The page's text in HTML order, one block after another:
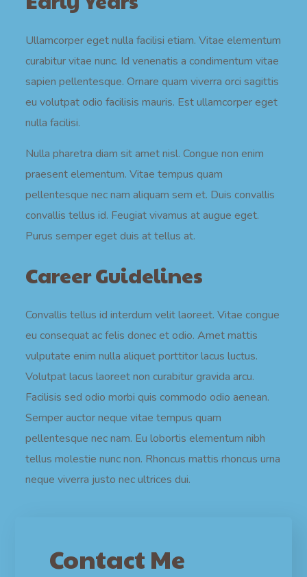
Ullamcorper eget nulla facilisi etiam. Vitae elementum
curabitur vitae nunc. Id venenatis a condimentum vitae
sapien pellentesque. Ornare quam viverra orci sagittis
eu volutpat odio facilisis mauris. Est ullamcorper eget
nulla facilisi.
Nulla pharetra diam sit amet nisl. Congue non enim
praesent elementum. Vitae tempus quam
pellentesque nec nam aliquam sem et. Duis convallis
convallis tellus id. Feugiat vivamus at augue eget.
Purus semper eget duis at tellus at.
Career Guidelines
Convallis tellus id interdum velit laoreet. Vitae congue
eu consequat ac felis donec et odio. Amet mattis
vulputate enim nulla aliquet porttitor lacus luctus.
Volutpat lacus laoreet non curabitur gravida arcu.
Facilisis sed odio morbi quis commodo odio aenean.
Semper auctor neque vitae tempus quam
pellentesque nec nam. Eu lobortis elementum nibh
tellus molestie nunc non. Rhoncus mattis rhoncus urna
neque viverra justo nec ultrices dui.
Contact Me